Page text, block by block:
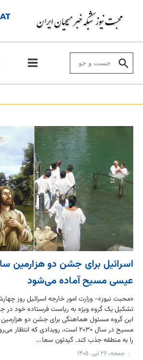
اسرائیل برای جشن دو هزارمین
عیسی مسیح آماده می‌شود
تشکیل یک گروه ویژه به ریاست فرستاده خود در
این گروه مسئول هماهنگی برای جشن دو
مسیح در سال ۲۰۳۰ است، رویدادی که
را به منطقه جذب کند. گیدئون سعا...
جمعه، ۲۶ تیر، ۱۴۰۵